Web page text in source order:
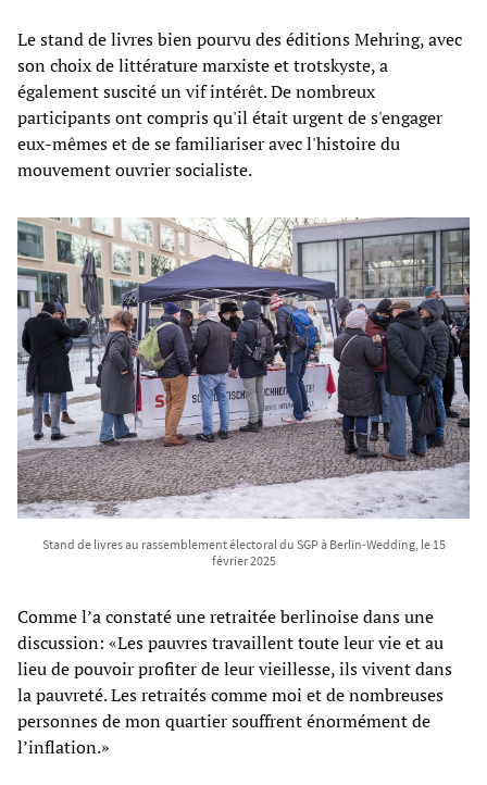
Le stand de livres bien pourvu des éditions Mehring, avec
son choix de littérature marxiste et trotskyste, a
également suscité un vif intérêt. De nombreux
participants ont compris qu'il était urgent de s'engager
eux-mêmes et de se familiariser avec l'histoire du
mouvement ouvrier socialiste.
Stand de livres au rassemblement électoral du SGP à Berlin-Wedding, le 15
février 2025
Comme l’a constaté une retraitée berlinoise dans une
discussion: «Les pauvres travaillent toute leur vie et au
lieu de pouvoir profiter de leur vieillesse, ils vivent dans
la pauvreté. Les retraités comme moi et de nombreuses
personnes de mon quartier souffrent énormément de
l’inflation.»